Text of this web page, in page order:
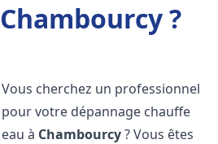
?
Vous cherchez un professionnel
pour votre dépannage chauffe
eau à Chambourcy? Vous êtes